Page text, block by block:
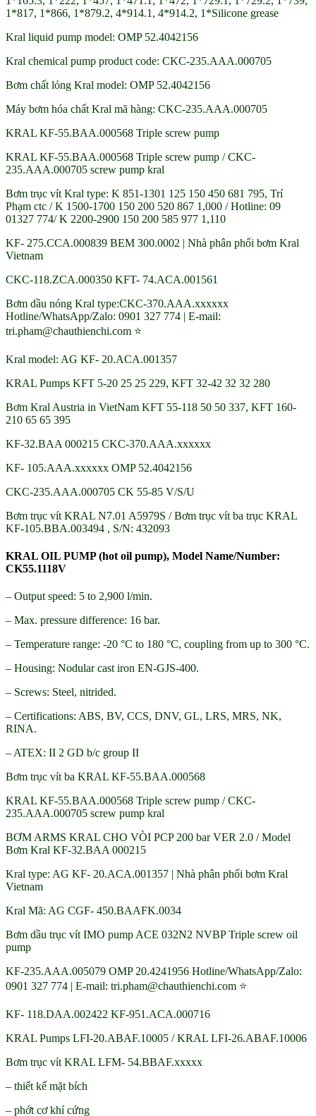
1*817, 1*866, 1*879.2, 4*914.1, 4*914.2, 1*Silicone grease
Kral liquid pump model: OMP 52.4042156
Kral chemical pump product code: CKC-235.AAA.000705
Bơm chất lỏng Kral model: OMP 52.4042156
Máy bơm hóa chất Kral mã hàng: CKC-235.AAA.000705
KRAL KF-55.BAA.000568 Triple screw pump
KRAL KF-55.BAA.000568 Triple screw pump / CKC-
235.AAA.000705 screw pump kral
Bơm trục vít Kral type: K 851-1301 125 150 450 681 795, Trí
Phạm ctc / K 1500-1700 150 200 520 867 1,000 / Hotline: 09
01327 774/ K 2200-2900 150 200 585 977 1,110
KF- 275.CCA.000839 BEM 300.0002 | Nhà phân phối bơm Kral
Vietnam
CKC-118.ZCA.000350 KFT- 74.ACA.001561
Bơm dầu nóng Kral type:CKC-370.AAA.xxxxxx
Hotline/WhatsApp/Zalo: 0901 327 774 | E-mail:
tri.pham@chauthienchi.com ⭐
Kral model: AG KF- 20.ACA.001357
KRAL Pumps KFT 5-20 25 25 229, KFT 32-42 32 32 280
Bơm Kral Austria in VietNam KFT 55-118 50 50 337, KFT 160-
210 65 65 395
KF-32.BAA 000215 CKC-370.AAA.xxxxxx
KF- 105.AAA.xxxxxx OMP 52.4042156
CKC-235.AAA.000705 CK 55-85 V/S/U
Bơm trục vít KRAL N7.01 A5979S / Bơm trục vít ba trục KRAL
KF-105.BBA.003494 , S/N: 432093
KRAL OIL PUMP (hot oil pump), Model Name/Number:
CK55.1118V
– Output speed: 5 to 2,900 l/min.
– Max. pressure difference: 16 bar.
– Temperature range: -20 °C to 180 °C, coupling from up to 300 °C.
– Housing: Nodular cast iron EN-GJS-400.
– Screws: Steel, nitrided.
– Certifications: ABS, BV, CCS, DNV, GL, LRS, MRS, NK,
RINA.
– ATEX: II 2 GD b/c group II
Bơm trục vít ba KRAL KF-55.BAA.000568
KRAL KF-55.BAA.000568 Triple screw pump / CKC-
235.AAA.000705 screw pump kral
BƠM ARMS KRAL CHO VÒI PCP 200 bar VER 2.0 / Model
Bơm Kral KF-32.BAA 000215
Kral type: AG KF- 20.ACA.001357 | Nhà phân phối bơm Kral
Vietnam
Kral Mã: AG CGF- 450.BAAFK.0034
Bơm dầu trục vít IMO pump ACE 032N2 NVBP Triple screw oil
pump
KF-235.AAA.005079 OMP 20.4241956 Hotline/WhatsApp/Zalo:
0901 327 774 | E-mail: tri.pham@chauthienchi.com ⭐
KF- 118.DAA.002422 KF-951.ACA.000716
KRAL Pumps LFI-20.ABAF.10005 / KRAL LFI-26.ABAF.10006
Bơm trục vít KRAL LFM- 54.BBAF.xxxxx
– thiết kế mặt bích
– phớt cơ khí cứng